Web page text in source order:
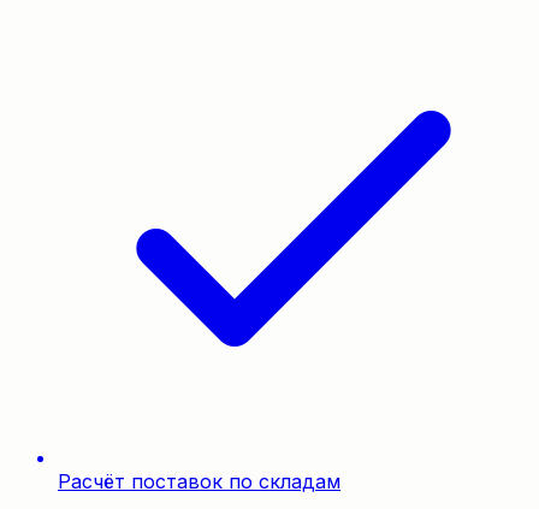
Расчёт поставок по складам